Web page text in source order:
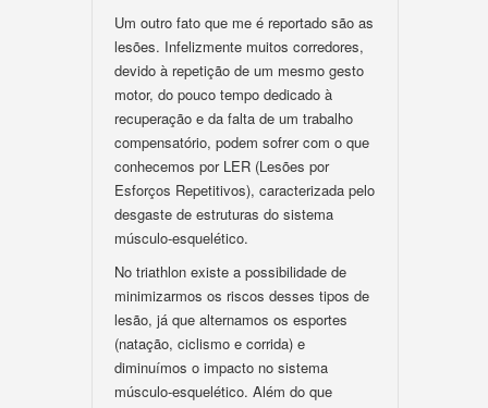
Um outro fato que me é reportado são as
lesões. Infelizmente muitos corredores,
devido à repetição de um mesmo gesto
motor, do pouco tempo dedicado à
recuperação e da falta de um trabalho
compensatório, podem sofrer com o que
conhecemos por LER (Lesões por
Esforços Repetitivos), caracterizada pelo
desgaste de estruturas do sistema
músculo-esquelético.
No triathlon existe a possibilidade de
minimizarmos os riscos desses tipos de
lesão, já que alternamos os esportes
(natação, ciclismo e corrida) e
diminuímos o impacto no sistema
músculo-esquelético. Além do que